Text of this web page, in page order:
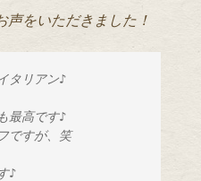
声をいただきました！
タリアン♪
最高です♪
ですが、笑
♪